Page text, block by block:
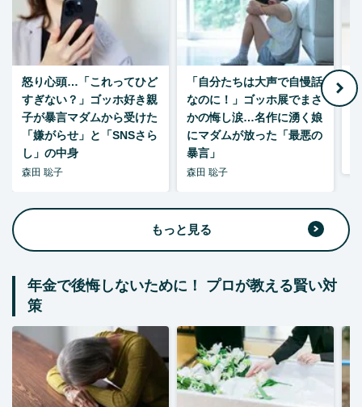
怒り心頭…「これってひど
すぎない？」ゴッホ好き親
子が暴言マダムから受けた
「嫌がらせ」と「SNSさら
し」の中身
森田 聡子
「自分たちは大声で自慢話
なのに！」ゴッホ展でまさ
かの悔し涙…名作に湧く娘
にマダムが放った「最悪の
暴言」
森田 聡子
もっと見る
年金で後悔しないために！ プロが教える賢い対
策